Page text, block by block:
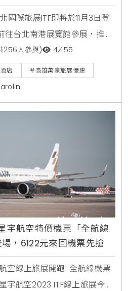
際旅展ITF即將於11月3日登
台北南港展覽館參展，推出
含翌日早餐下殺26折起；館
83折優惠，以小資價格享用
萬豪酒店更自10月23日起搶
讓無法前往至現場的民眾也能
256人參與) 4,455
店 #高雄萬豪旅展優惠
宇航空特價機票「全航線
，6122元來回機票先搶
空線上旅展開跑 全航線機票
宇航空2023 ITF線上旅展今